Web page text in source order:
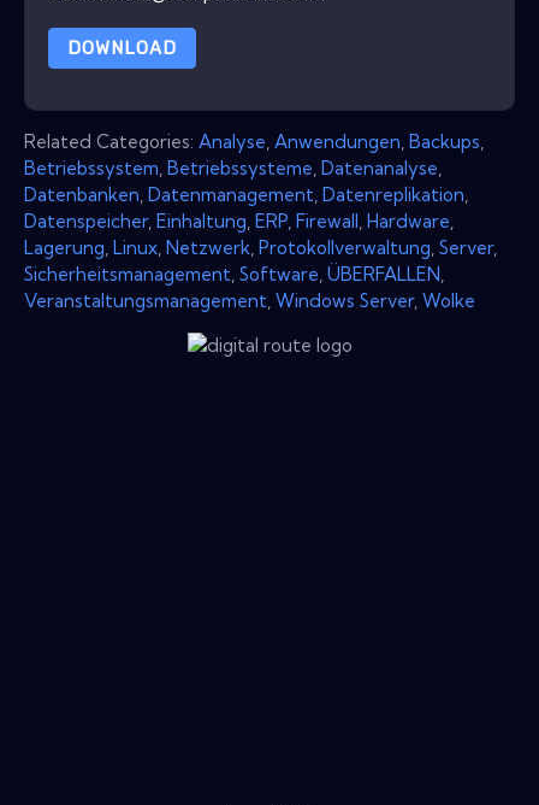
DOWNLOAD
Related Categories: Analyse Anwendungen Backups
Betriebssystem Betriebssysteme Datenanalyse
Datenbanken Datenmanagement Datenreplikation
Datenspeicher, Einhaltung ERP Firewall Hardware
Lagerung Linux Netzwerk Protokollverwaltung Server,
Sicherheitsmanagement Software ÜBERFALLEN
Veranstaltungsmanagement Windows Server, Wolke